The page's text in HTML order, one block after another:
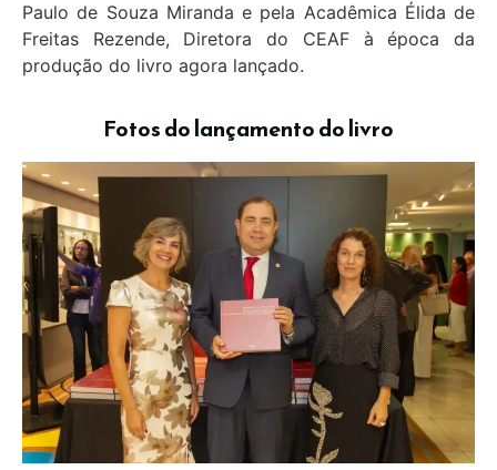
Paulo de Souza Miranda e pela Acadêmica Élida de
Freitas Rezende, Diretora do CEAF à época da
produção do livro agora lançado.
Fotos do lançamento do livro